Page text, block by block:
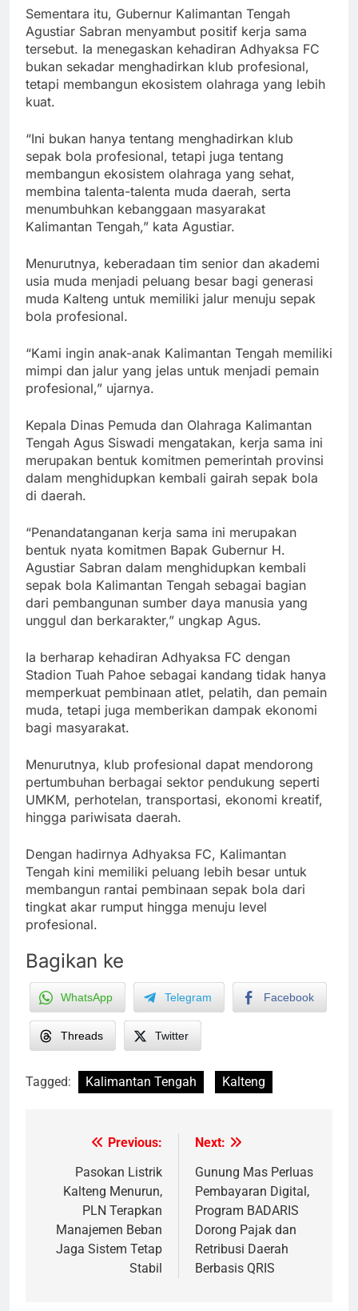
Sementara itu, Gubernur Kalimantan Tengah
Agustiar Sabran menyambut positif kerja sama
tersebut. Ia menegaskan kehadiran Adhyaksa FC
bukan sekadar menghadirkan klub profesional,
tetapi membangun ekosistem olahraga yang lebih
kuat.
“Ini bukan hanya tentang menghadirkan klub
sepak bola profesional, tetapi juga tentang
membangun ekosistem olahraga yang sehat,
membina talenta-talenta muda daerah, serta
menumbuhkan kebanggaan masyarakat
Kalimantan Tengah,” kata Agustiar.
Menurutnya, keberadaan tim senior dan akademi
usia muda menjadi peluang besar bagi generasi
muda Kalteng untuk memiliki jalur menuju sepak
bola profesional.
“Kami ingin anak-anak Kalimantan Tengah memiliki
mimpi dan jalur yang jelas untuk menjadi pemain
profesional,” ujarnya.
Kepala Dinas Pemuda dan Olahraga Kalimantan
Tengah Agus Siswadi mengatakan, kerja sama ini
merupakan bentuk komitmen pemerintah provinsi
dalam menghidupkan kembali gairah sepak bola
di daerah.
“Penandatanganan kerja sama ini merupakan
bentuk nyata komitmen Bapak Gubernur H.
Agustiar Sabran dalam menghidupkan kembali
sepak bola Kalimantan Tengah sebagai bagian
dari pembangunan sumber daya manusia yang
unggul dan berkarakter,” ungkap Agus.
Ia berharap kehadiran Adhyaksa FC dengan
Stadion Tuah Pahoe sebagai kandang tidak hanya
memperkuat pembinaan atlet, pelatih, dan pemain
muda, tetapi juga memberikan dampak ekonomi
bagi masyarakat.
Menurutnya, klub profesional dapat mendorong
pertumbuhan berbagai sektor pendukung seperti
UMKM, perhotelan, transportasi, ekonomi kreatif,
hingga pariwisata daerah.
Dengan hadirnya Adhyaksa FC, Kalimantan
Tengah kini memiliki peluang lebih besar untuk
membangun rantai pembinaan sepak bola dari
tingkat akar rumput hingga menuju level
profesional.
Bagikan ke
WhatsApp Telegram Facebook
Threads Twitter
Tagged: Kalimantan Tengah Kalteng
navigation
Previous:
Pasokan Listrik
Kalteng Menurun,
PLN Terapkan
Manajemen Beban
Jaga Sistem Tetap
Stabil
Next:
Gunung Mas Perluas
Pembayaran Digital,
Program BADARIS
Dorong Pajak dan
Retribusi Daerah
Berbasis QRIS